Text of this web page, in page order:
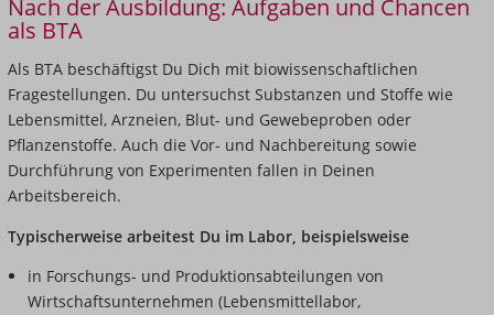
Nach der Ausbildung: Aufgaben und Chancen
als BTA
Als BTA beschäftigst Du Dich mit biowissenschaftlichen
Fragestellungen. Du untersuchst Substanzen und Stoffe wie
Lebensmittel, Arzneien, Blut- und Gewebeproben oder
Pflanzenstoffe. Auch die Vor- und Nachbereitung sowie
Durchführung von Experimenten fallen in Deinen
Arbeitsbereich.
Typischerweise arbeitest Du im Labor, beispielsweise
in Forschungs- und Produktionsabteilungen von
Wirtschaftsunternehmen (Lebensmittellabor,